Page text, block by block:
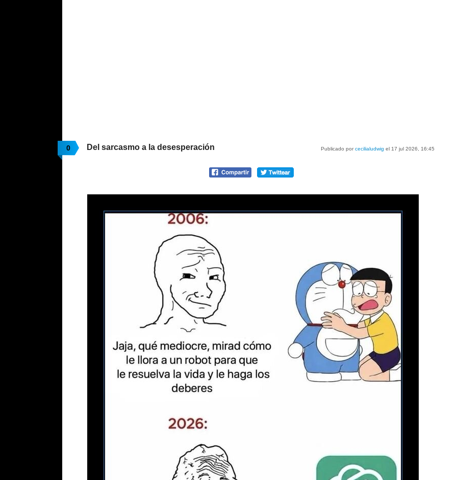
0 Publicado porcecilialudwig el 17 jul 2026, 16:45
Del sarcasmo a la desesperación